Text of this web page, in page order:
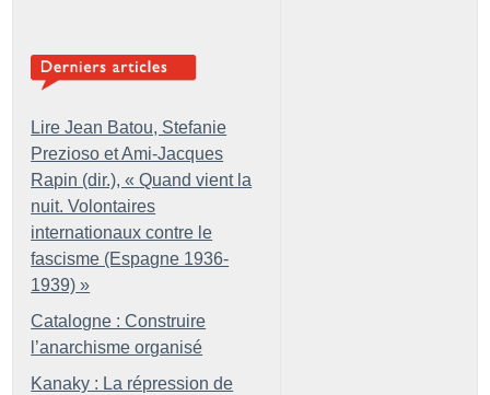
Lire Jean Batou, Stefanie
Prezioso et Ami-Jacques
Rapin (dir.), « Quand vient la
nuit. Volontaires
internationaux contre le
fascisme (Espagne 1936-
1939) »
Catalogne : Construire
l’anarchisme organisé
Kanaky : La répression de